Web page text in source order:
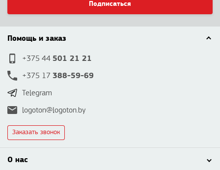
Подписаться
Помощь и заказ
+375 44 501 21 21
+375 17 388-59-69
Telegram
logoton@logoton.by
Заказать звонок
О нас